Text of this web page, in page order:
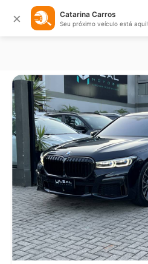
× Catarina Carros
Seu próximo veículo está aqui!